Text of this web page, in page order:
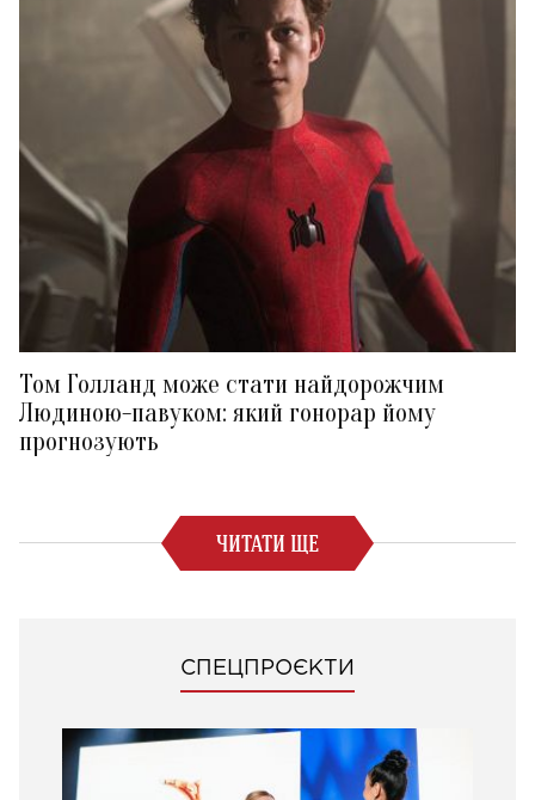
Том Голланд може стати найдорожчим
Людиною-павуком: який гонорар йому
прогнозують
ЧИТАТИ ЩЕ
СПЕЦПРОЄКТИ